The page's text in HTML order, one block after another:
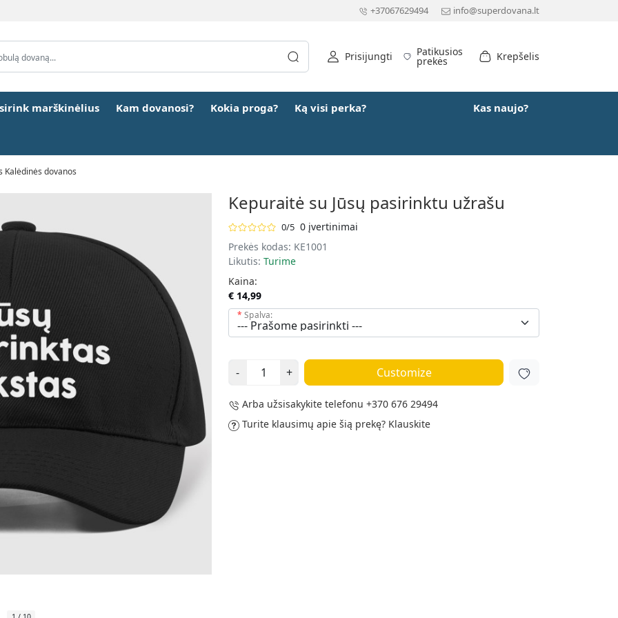
+37067629494 info@superdovana.lt
Prisijungti Patikusios
prekės Krepšelis
marškinėlius Kam dovanosi? Kokia proga? Ką visi perka? Kas naujo?
Kalėdinės dovanos
Kepuraitė su Jūsų pasirinktu užrašu
0/5 0 įvertinimai
Prekės kodas: KE1001
Likutis: Turime
Kaina:
€ 14,99
Spalva:
- + Customize
Arba užsisakykite telefonu +370 676 29494
Turite klausimų apie šią prekę? Klauskite